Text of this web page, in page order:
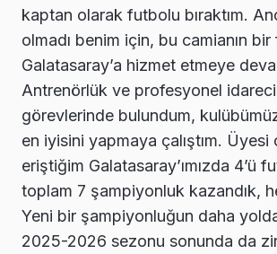
kaptan olarak futbolu bıraktım.
olmadı benim için, bu camianın
Galatasaray’a hizmet etmeye
Antrenörlük ve profesyonel
görevlerinde bulundum,
en iyisini yapmaya çalıştım. Üyesi
eriştiğim Galatasaray’ımızda 4’ü
toplam 7 şampiyonluk kazandık,
Yeni bir şampiyonluğun daha
2025-2026 sezonu sonunda da